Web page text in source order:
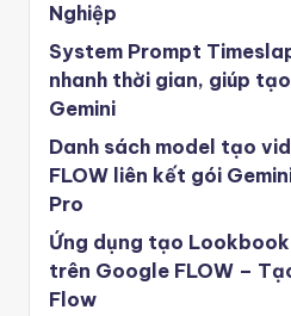
Nghiệp
System Prompt
nhanh thời gian, giúp
Gemini
Danh sách model tạo
FLOW liên kết gói
Pro
Ứng dụng tạo
trên Google FLOW –
Flow